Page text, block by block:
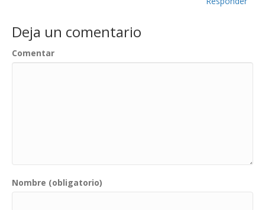
Deja un comentario
Comentar
Nombre (obligatorio)